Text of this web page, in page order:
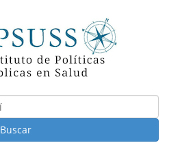
Buscar